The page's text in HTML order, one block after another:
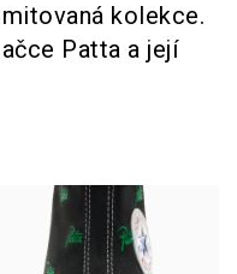
kolekce.
Patta a její